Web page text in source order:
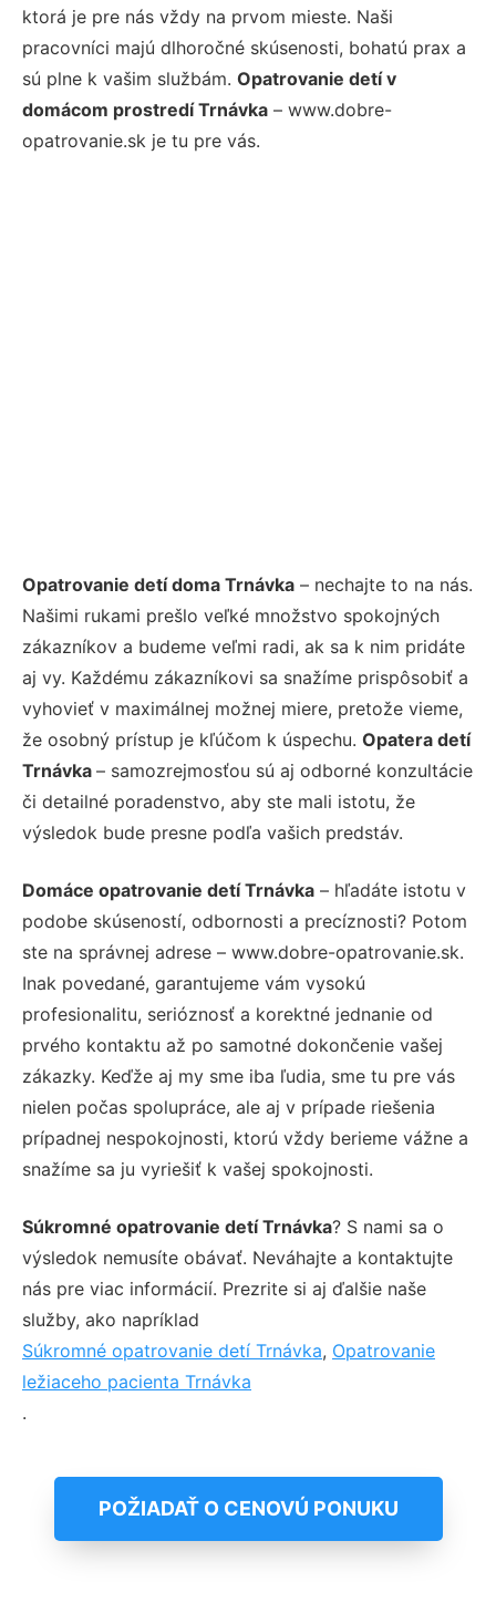
ktorá je pre nás vždy na prvom mieste. Naši
pracovníci majú dlhoročné skúsenosti, bohatú prax a
sú plne k vašim službám. Opatrovanie detí v
domácom prostredí Trnávka – www.dobre-
opatrovanie.sk je tu pre vás.
Opatrovanie detí doma Trnávka – nechajte to na nás.
Našimi rukami prešlo veľké množstvo spokojných
zákazníkov a budeme veľmi radi, ak sa k nim pridáte
aj vy. Každému zákazníkovi sa snažíme prispôsobiť a
vyhovieť v maximálnej možnej miere, pretože vieme,
že osobný prístup je kľúčom k úspechu. Opatera detí
Trnávka – samozrejmosťou sú aj odborné konzultácie
či detailné poradenstvo, aby ste mali istotu, že
výsledok bude presne podľa vašich predstáv.
Domáce opatrovanie detí Trnávka – hľadáte istotu v
podobe skúseností, odbornosti a precíznosti? Potom
ste na správnej adrese – www.dobre-opatrovanie.sk.
Inak povedané, garantujeme vám vysokú
profesionalitu, serióznosť a korektné jednanie od
prvého kontaktu až po samotné dokončenie vašej
zákazky. Keďže aj my sme iba ľudia, sme tu pre vás
nielen počas spolupráce, ale aj v prípade riešenia
prípadnej nespokojnosti, ktorú vždy berieme vážne a
snažíme sa ju vyriešiť k vašej spokojnosti.
Súkromné opatrovanie detí Trnávka? S nami sa o
výsledok nemusíte obávať. Neváhajte a kontaktujte
nás pre viac informácií. Prezrite si aj ďalšie naše
služby, ako napríklad
Súkromné opatrovanie detí Trnávka, Opatrovanie
ležiaceho pacienta Trnávka
.
POŽIADAŤ O CENOVÚ PONUKU